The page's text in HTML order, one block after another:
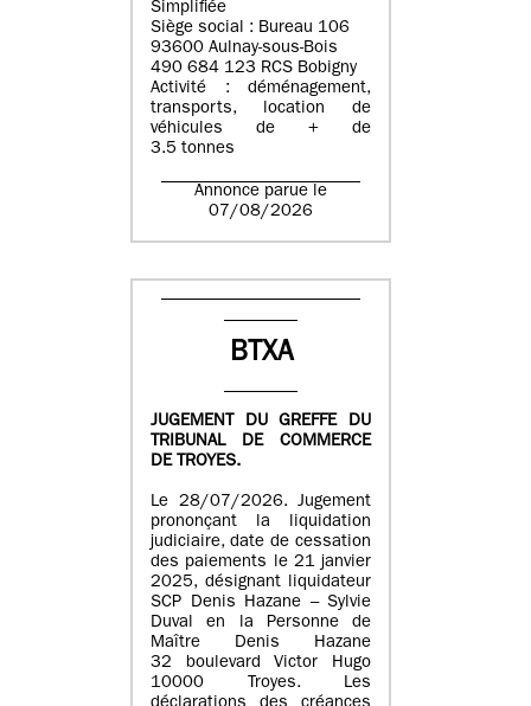
Simplifiée
Siège social : Bureau 106
93600 Aulnay-sous-Bois
490 684 123 RCS Bobigny
Activité : déménagement,
transports, location de
véhicules de + de
3.5 tonnes
Annonce parue le
07/08/2026
BTXA
JUGEMENT DU GREFFE DU
TRIBUNAL DE COMMERCE
DE TROYES.
Le 28/07/2026. Jugement
prononçant la liquidation
judiciaire, date de cessation
des paiements le 21 janvier
2025, désignant liquidateur
SCP Denis Hazane – Sylvie
Duval en la Personne de
Maître Denis Hazane
32 boulevard Victor Hugo
10000 Troyes. Les